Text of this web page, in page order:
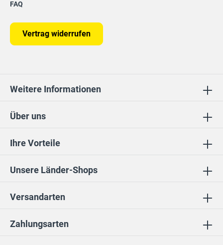
Ihre Vorteile
Unsere Länder-Shops
Über uns
FAQ
Vertrag widerrufen
Weitere Informationen
Zahlungsarten
Versandarten